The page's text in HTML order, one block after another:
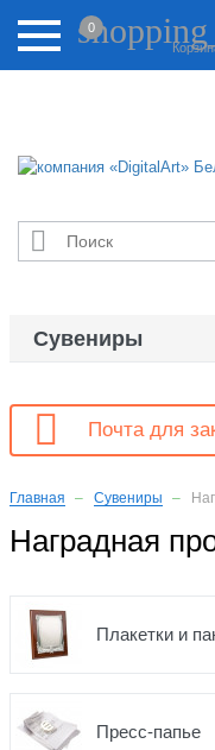
Внимание! Цены на
Актуальные
0

Сувениры
 Почта для
Главная Сувениры
Наградная
Плакетки и
Пресс-папье